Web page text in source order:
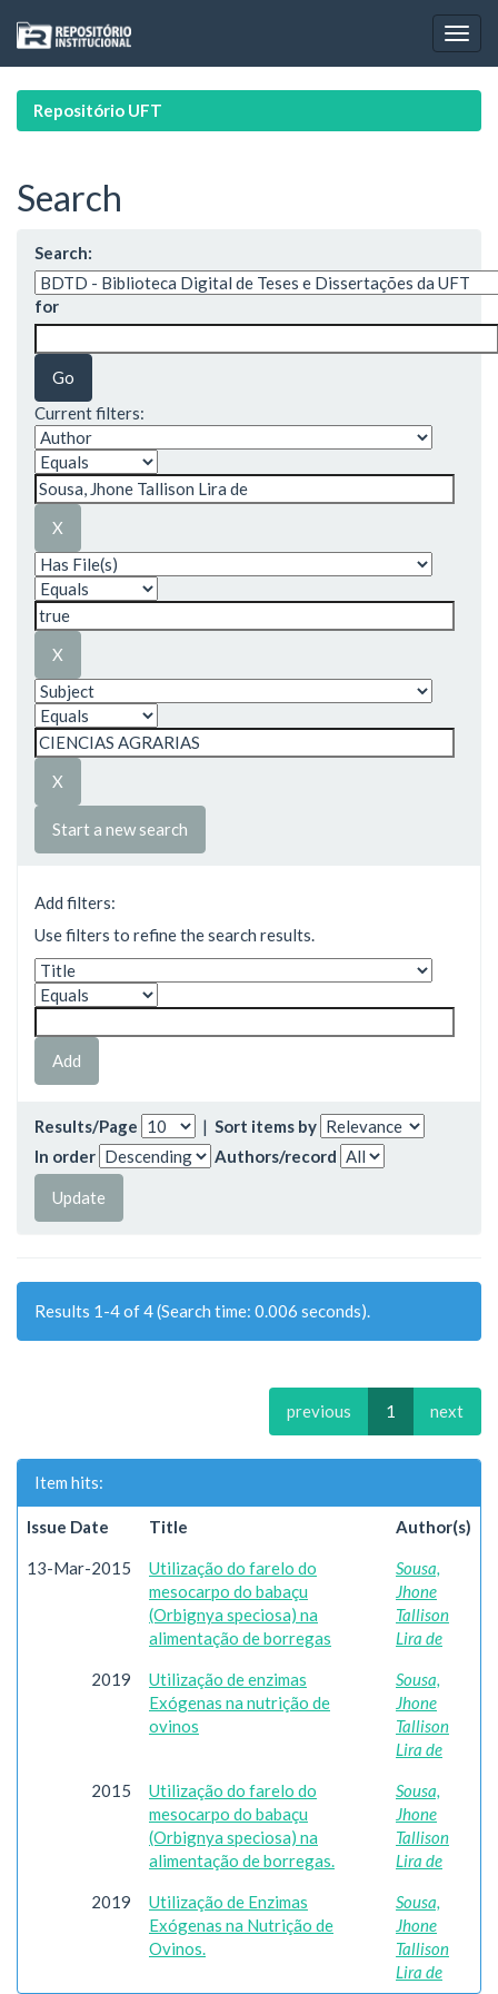
navigation
Repositório UFT
Search
Search:
for
Current filters:
Start a new search
Add filters:
Use filters to refine the search results.
Results/Page | Sort items by
In order
Authors/record
Results 1-4 of 4 (Search time: 0.006 seconds).
previous 1 next
Item hits:
Issue Date Title Author(s)
13-Mar-2015
Utilização do farelo do
mesocarpo do babaçu
(Orbignya speciosa) na
alimentação de borregas
Sousa,
Jhone
Tallison
Lira de
2019
Utilização de enzimas
Exógenas na nutrição de
ovinos
Sousa,
Jhone
Tallison
Lira de
2015
Utilização do farelo do
mesocarpo do babaçu
(Orbignya speciosa) na
alimentação de borregas.
Sousa,
Jhone
Tallison
Lira de
2019
Utilização de Enzimas
Exógenas na Nutrição de
Ovinos.
Sousa,
Jhone
Tallison
Lira de